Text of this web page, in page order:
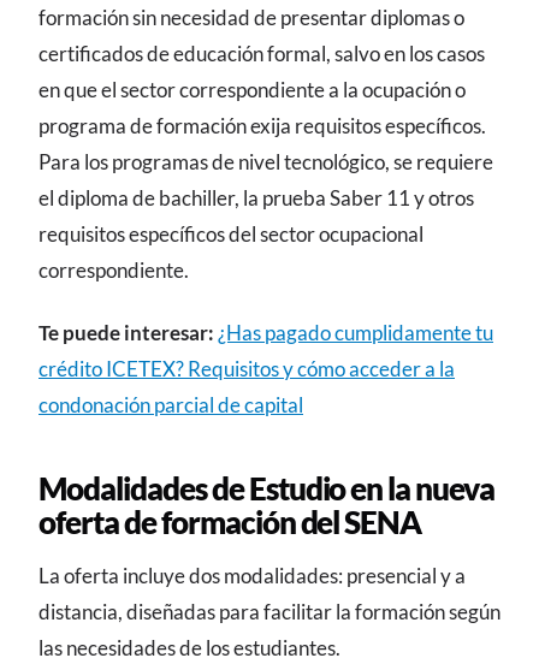
formación sin necesidad de presentar diplomas o
certificados de educación formal, salvo en los casos
en que el sector correspondiente a la ocupación o
programa de formación exija requisitos específicos.
Para los programas de nivel tecnológico, se requiere
el diploma de bachiller, la prueba Saber 11 y otros
requisitos específicos del sector ocupacional
correspondiente.
Te puede interesar:¿Has pagado cumplidamente tu
crédito ICETEX? Requisitos y cómo acceder a la
condonación parcial de capital
Modalidades de Estudio en la nueva
oferta de formación del SENA
La oferta incluye dos modalidades: presencial y a
distancia, diseñadas para facilitar la formación según
las necesidades de los estudiantes.